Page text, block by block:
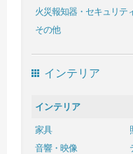
火災報知器・セキュリテ
その他
インテリア
インテリア
家具
音響・映像